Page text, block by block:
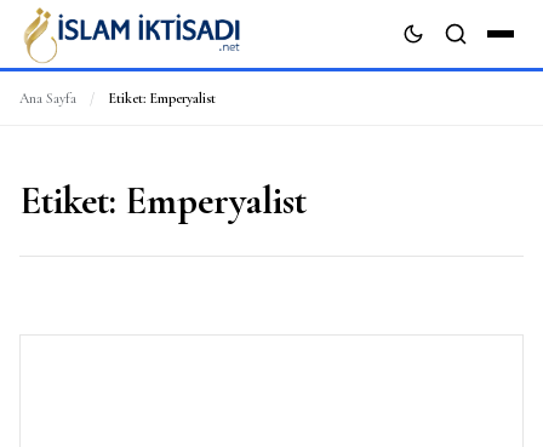
Ana Sayfa / Etiket: Emperyalist
Etiket: Emperyalist